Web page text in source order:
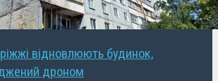
відновлюють будинок,
дроном